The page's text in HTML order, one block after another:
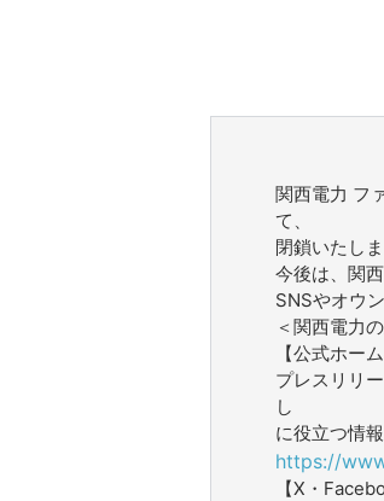
関西電力 フ
て、
閉鎖いたしま
今後は、関
SNSやオウ
＜関西電力
【公式ホー
プレスリリ
し
に役立つ情
https://
【X・